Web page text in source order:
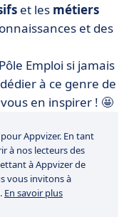
et les métiers
et des
Emploi si jamais
à ce genre de
en inspirer ! 🤩
Appvizer. En tant
à nos lecteurs des
à Appvizer de
vous invitons à
En savoir plus